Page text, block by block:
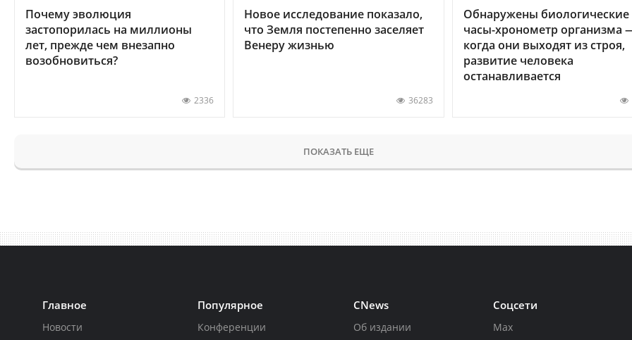
Почему эволюция
застопорилась на миллионы
лет, прежде чем внезапно
возобновиться?
2336
Новое исследование показало,
что Земля постепенно заселяет
Венеру жизнью
36283
Обнаружены биологические
часы-хронометр организма
когда они выходят из строя,
развитие человека
останавливается
ПОКАЗАТЬ ЕЩЕ
Главное
Новости
Популярное
Конференции
CNews
Об издании
Соцсети
Max